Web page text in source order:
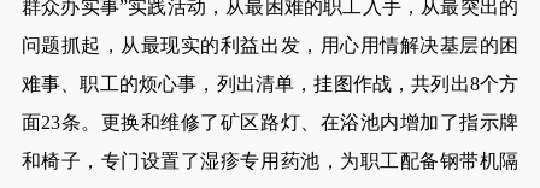
群众办实事”实践活动，从最困难的职工入手，从最突出的
问题抓起，从最现实的利益出发，用心用情解决基层的困
难事、职工的烦心事，列出清单，挂图作战，共列出8个方
面23条。更换和维修了矿区路灯、在浴池内增加了指示牌
和椅子，专门设置了湿疹专用药池，为职工配备钢带机隔